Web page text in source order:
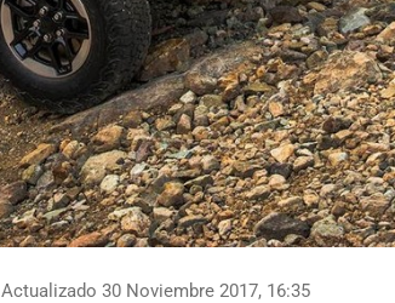
30 Noviembre 2017, 16:35